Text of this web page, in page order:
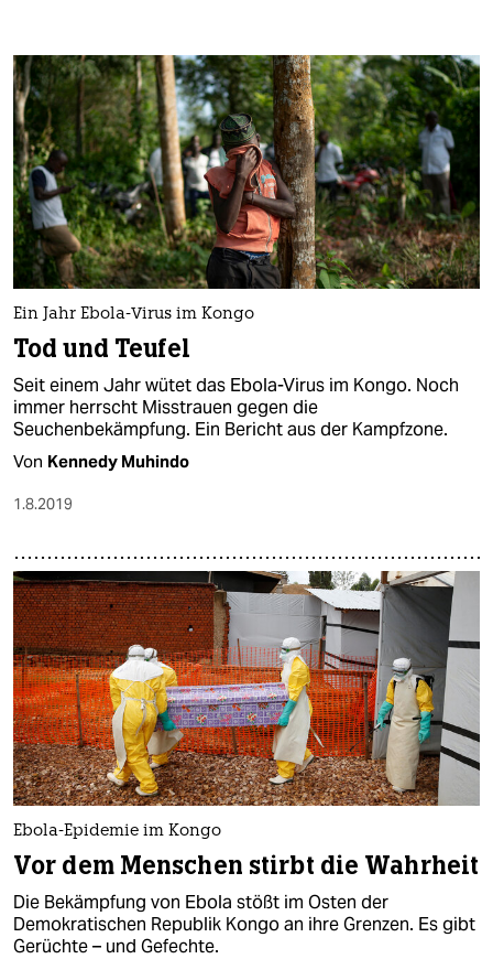
Ein Jahr Ebola-Virus im Kongo
Tod und Teufel
Seit einem Jahr wütet das Ebola-Virus im Kongo. Noch
immer herrscht Misstrauen gegen die
Seuchenbekämpfung. Ein Bericht aus der Kampfzone.
Von Kennedy Muhindo
1.8.2019
Ebola-Epidemie im Kongo
Vor dem Menschen stirbt die Wahrheit
Die Bekämpfung von Ebola stößt im Osten der
Demokratischen Republik Kongo an ihre Grenzen. Es gibt
Gerüchte – und Gefechte.